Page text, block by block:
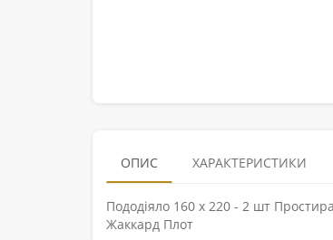
ОПИС ХАРАКТЕРИСТИКИ
Пододіяло 160 х 220 - 2 шт
Жаккард Плот